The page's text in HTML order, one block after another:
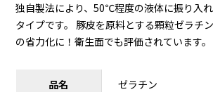
独自製法により、50℃程度の液体に振り入
タイプです。 豚皮を原料とする顆粒ゼラチ
の省力化に！衛生面でも評価されています。
品名 ゼラチン